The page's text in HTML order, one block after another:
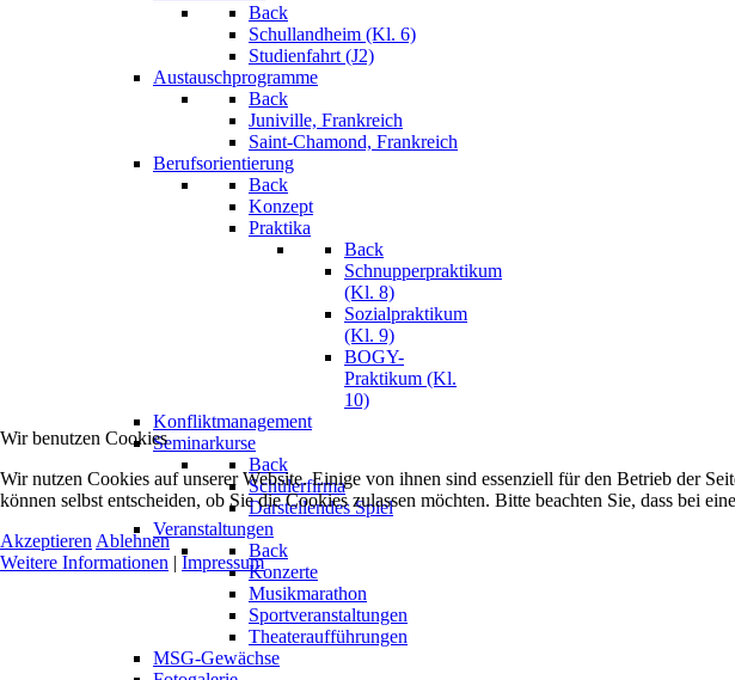
Back
Schullandheim (Kl. 6)
Studienfahrt (J2)
Austauschprogramme
Back
Juniville, Frankreich
Saint-Chamond, Frankreich
Berufsorientierung
Back
Konzept
Praktika
Back
Schnupperpraktikum
(Kl. 8)
Sozialpraktikum
(Kl. 9)
BOGY-
Praktikum (Kl.
10)
Konfliktmanagement
Seminarkurse
Back
Schülerfirma
Darstellendes Spiel
Veranstaltungen
Back
Konzerte
Musikmarathon
Sportveranstaltungen
Theateraufführungen
MSG-Gewächse
Wir benutzen Cookies
Wir nutzen Cookies auf unserer Website. Einige von ihnen sind essenziell für den Betrieb der
können selbst entscheiden, ob Sie die Cookies zulassen möchten. Bitte beachten Sie, dass bei
Akzeptieren Ablehnen
Weitere Informationen | Impressum